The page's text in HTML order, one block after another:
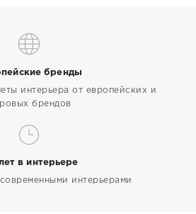
бренды
интерьера от европейских и
брендов
в интерьере
интерьерами